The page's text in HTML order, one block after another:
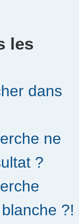
les
dans
ne
?
?!